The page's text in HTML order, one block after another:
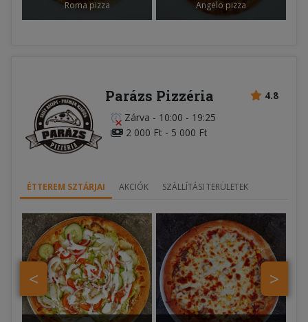
Roma pizza Angelo pizza
4.8
Parázs Pizzéria
Zárva - 10:00 - 19:25
2 000 Ft - 5 000 Ft
ÉTTEREM SZTÁRJAI AKCIÓK SZÁLLÍTÁSI TERÜLETEK
>
<